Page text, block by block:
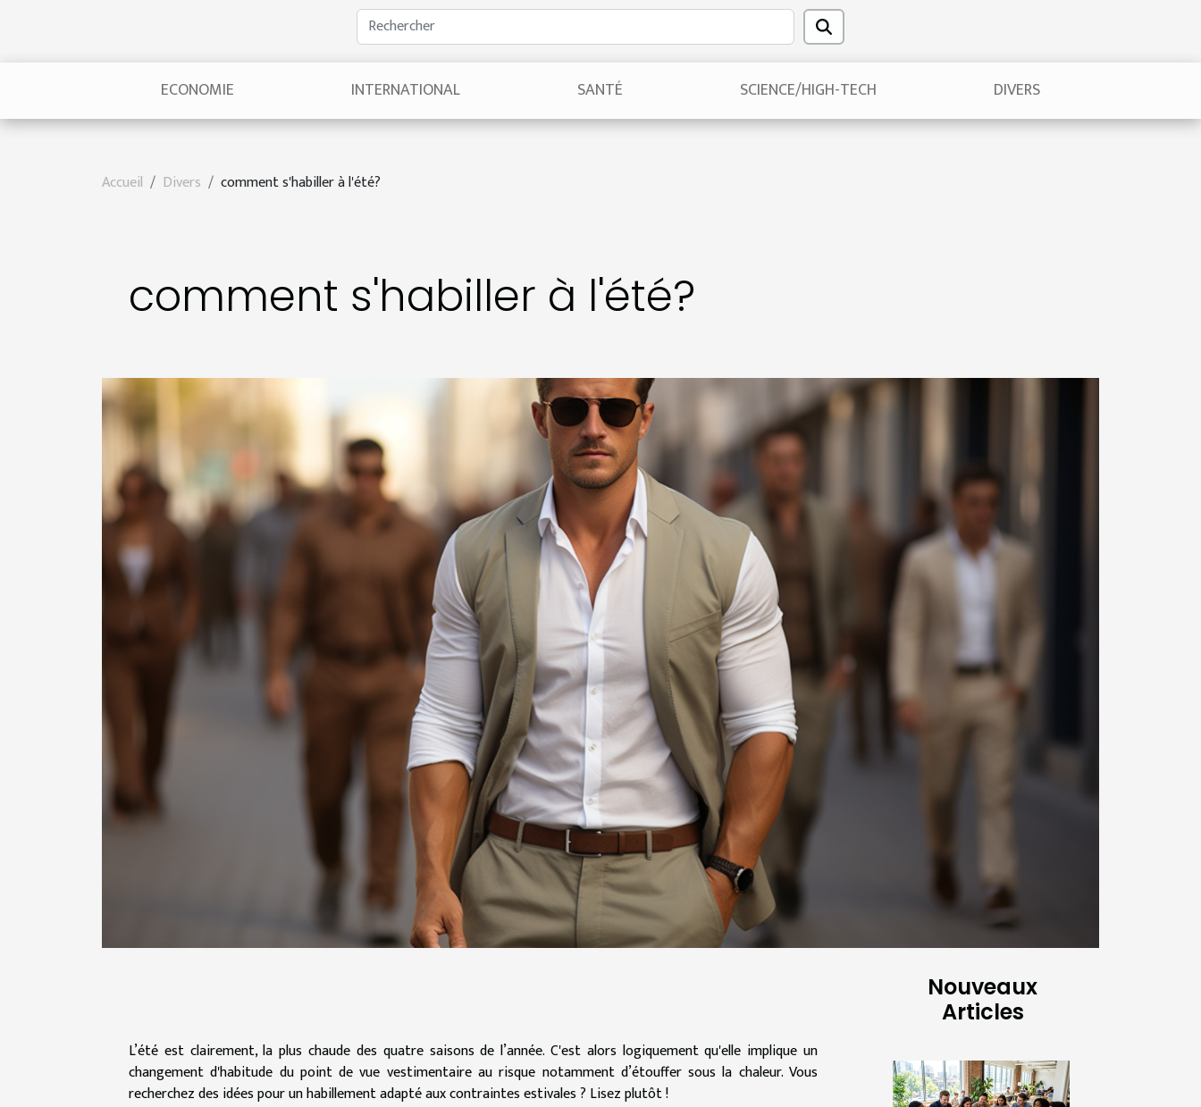
ECONOMIE INTERNATIONAL SANTÉ SCIENCE/HIGH-TECH DIVERS
Accueil Divers comment s'habiller à l'été?
comment s'habiller à l'été?
L’été est clairement, la plus chaude des quatre saisons de l’année. C'est alors logiquement qu'elle implique un
changement d'habitude du point de vue vestimentaire au risque notamment d’étouffer sous la chaleur. Vous
recherchez des idées pour un habillement adapté aux contraintes estivales ? Lisez plutôt !
Nouveaux
Articles